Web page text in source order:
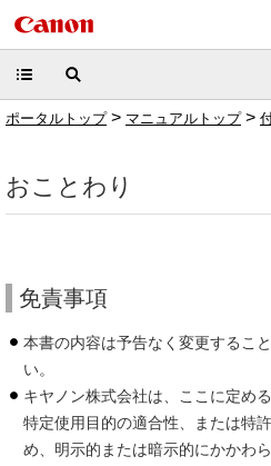
ポータルトップ> マニュアルトップ>
おことわり
免責事項
本書の内容は予告なく変更するこ
い。
キヤノン株式会社は、ここに定め
特定使用目的の適合性、または特
め、明示的または暗示的にかかわ